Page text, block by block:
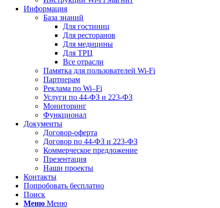
Информация
База знаний
Для гостиниц
Для ресторанов
Для медицины
Для ТРЦ
Все отрасли
Памятка для пользователей Wi-Fi
Партнерам
Реклама по Wi–Fi
Услуги по 44-ФЗ и 223-ФЗ
Мониторинг
Функционал
Документы
Договор-оферта
Договор по 44-ФЗ и 223-ФЗ
Коммерческое предложение
Презентация
Наши проекты
Контакты
Попробовать бесплатно
Поиск
Меню Меню